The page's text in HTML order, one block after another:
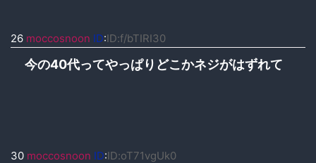
26 moccosnoon ID:ID:f/bTIRI30
今の40代ってやっぱりどこかネジがはずれて
30 moccosnoon ID:ID:oT71vgUk0